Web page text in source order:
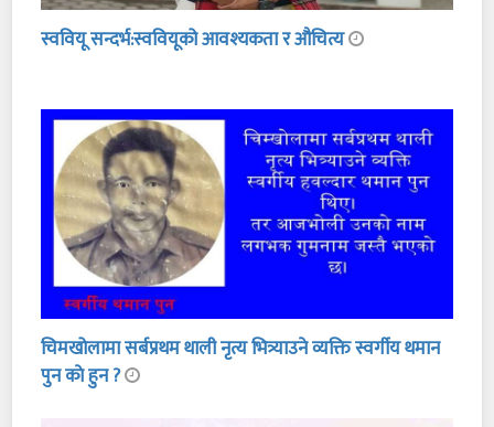
स्ववियू सन्दर्भ:स्ववियूको आवश्यकता र औचित्य
चिमखोलामा सर्बप्रथम थाली नृत्य भित्र्याउने व्यक्ति स्वर्गीय थमान
पुन काे हुन ?